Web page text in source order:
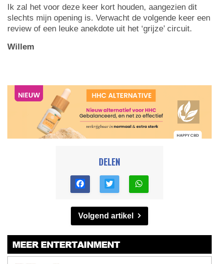
Ik zal het voor deze keer kort houden, aangezien dit
slechts mijn opening is. Verwacht de volgende keer een
review of een leuke anekdote uit het ‘grijze’ circuit.
Willem
DELEN
Volgend artikel
MEER ENTERTAINMENT